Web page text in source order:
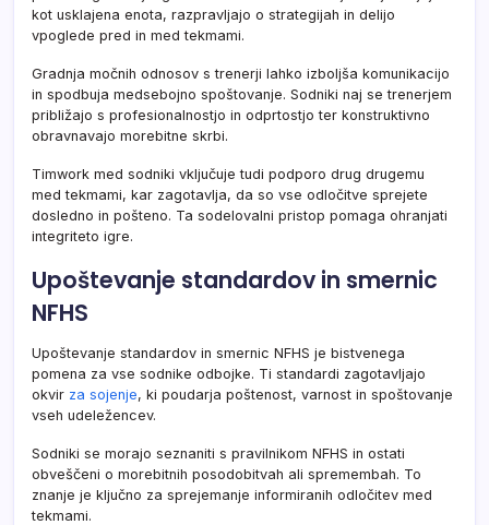
kot usklajena enota, razpravljajo o strategijah in delijo
vpoglede pred in med tekmami.
Gradnja močnih odnosov s trenerji lahko izboljša komunikacijo
in spodbuja medsebojno spoštovanje. Sodniki naj se trenerjem
približajo s profesionalnostjo in odprtostjo ter konstruktivno
obravnavajo morebitne skrbi.
Timwork med sodniki vključuje tudi podporo drug drugemu
med tekmami, kar zagotavlja, da so vse odločitve sprejete
dosledno in pošteno. Ta sodelovalni pristop pomaga ohranjati
integriteto igre.
Upoštevanje standardov in smernic
NFHS
Upoštevanje standardov in smernic NFHS je bistvenega
pomena za vse sodnike odbojke. Ti standardi zagotavljajo
okvir za sojenje, ki poudarja poštenost, varnost in spoštovanje
vseh udeležencev.
Sodniki se morajo seznaniti s pravilnikom NFHS in ostati
obveščeni o morebitnih posodobitvah ali spremembah. To
znanje je ključno za sprejemanje informiranih odločitev med
tekmami.